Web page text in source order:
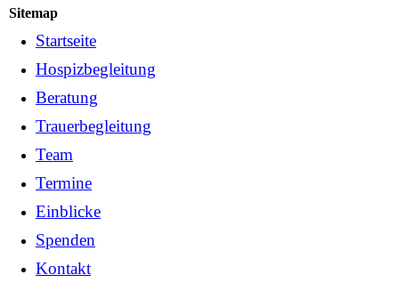
Sitemap
Startseite
Hospizbegleitung
Beratung
Trauerbegleitung
Team
Termine
Einblicke
Spenden
Kontakt